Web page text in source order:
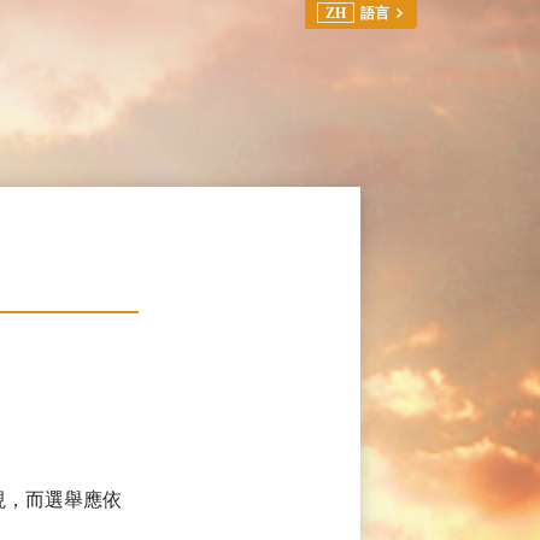
ZH 語言
而選舉應依